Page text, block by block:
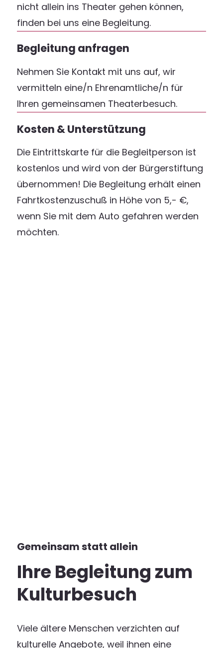
nicht allein ins Theater gehen können,
finden bei uns eine Begleitung.
Begleitung anfragen
Nehmen Sie Kontakt mit uns auf, wir
vermitteln eine/n Ehrenamtliche/n für
Ihren gemeinsamen Theaterbesuch.
Kosten & Unterstützung
Die Eintrittskarte für die Begleitperson ist
kostenlos und wird von der Bürgerstiftung
übernommen! Die Begleitung erhält einen
Fahrtkostenzuschuß in Höhe von 5,- €,
wenn Sie mit dem Auto gefahren werden
möchten.
Gemeinsam statt allein
Ihre Begleitung zum
Kulturbesuch
Viele ältere Menschen verzichten auf
kulturelle Angebote, weil ihnen eine